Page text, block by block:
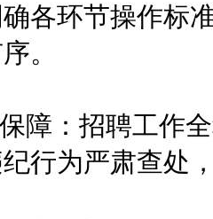
各环节操作标
。
：招聘工作全
行为严肃查处